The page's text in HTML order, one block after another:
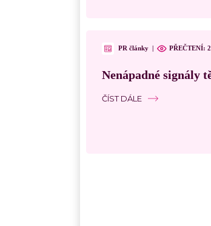
PR články PŘEČTENÍ:
Nenápadné signály
ČÍST DÁLE